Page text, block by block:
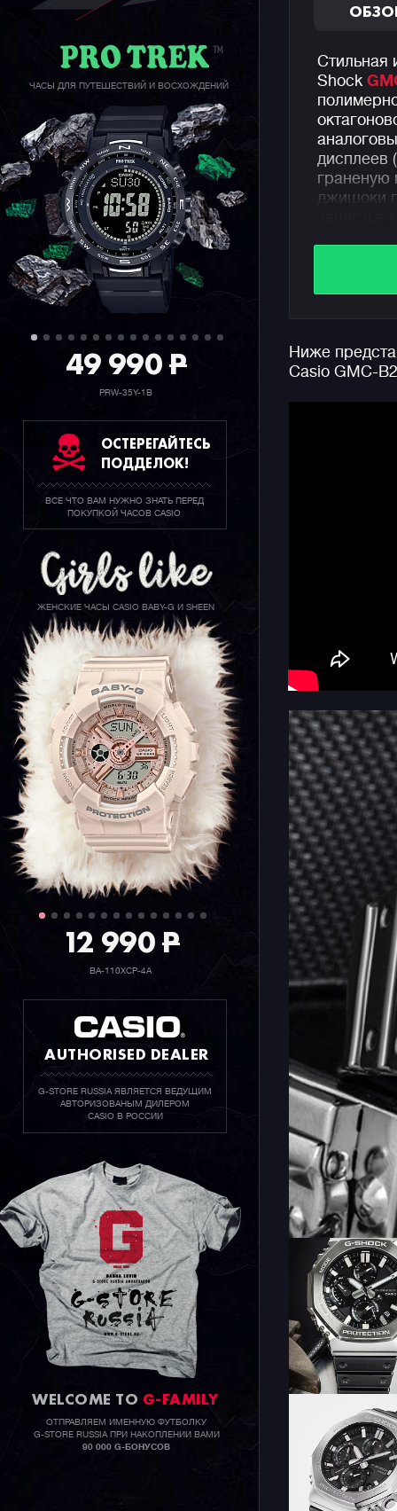
ЧАСЫ ДЛЯ ПУТЕШЕСТВИЙ И ВОСХОЖДЕНИЙ
49 990P
PRW-35Y-1B
ОСТЕРЕГАЙТЕСЬ
ПОДДЕЛОК!
ВСЕ ЧТО ВАМ НУЖНО ЗНАТЬ ПЕРЕД
ПОКУПКОЙ ЧАСОВ CASIO
ЖЕНСКИЕ ЧАСЫ CASIO BABY-G И SHEEN
12 990P
BA-110XCP-4A
AUTHORISED DEALER
G-STORE RUSSIA ЯВЛЯЕТСЯ ВЕДУЩИМ
АВТОРИЗОВАНЫМ ДИЛЕРОМ
CASIO В РОССИИ
WELCOME TO G-FAMILY
ОТПРАВЛЯЕМ ИМЕННУЮ ФУТБОЛКУ
G-STORE RUSSIA ПРИ НАКОПЛЕНИИ ВАМИ
90 000 G-БОНУСОВ
Стильная
Shock
дисплеев
граненую
джишоки
часов от
не
Ниже
Casio GMC-